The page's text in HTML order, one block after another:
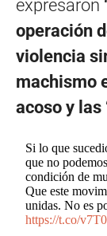
expresaron
operación
violencia
machismo
acoso y las
Si lo que
que no
condición de
Que este
unidas. No es
https://t.co/